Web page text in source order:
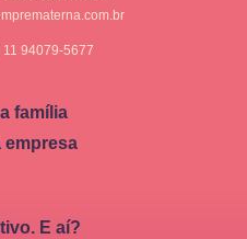
94079-5677
família
empresa
E aí?